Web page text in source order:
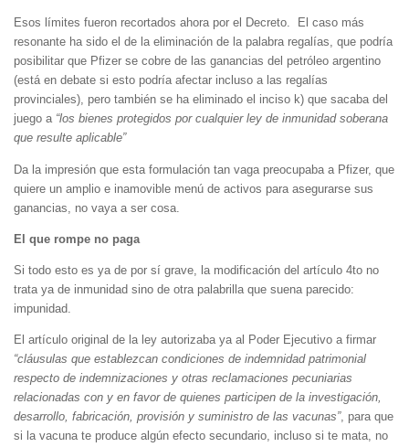
Esos límites fueron recortados ahora por el Decreto. El caso más
resonante ha sido el de la eliminación de la palabra regalías, que podría
posibilitar que Pfizer se cobre de las ganancias del petróleo argentino
(está en debate si esto podría afectar incluso a las regalías
provinciales), pero también se ha eliminado el inciso k) que sacaba del
juego a “los bienes protegidos por cualquier ley de inmunidad soberana
que resulte aplicable”
Da la impresión que esta formulación tan vaga preocupaba a Pfizer, que
quiere un amplio e inamovible menú de activos para asegurarse sus
ganancias, no vaya a ser cosa.
El que rompe no paga
Si todo esto es ya de por sí grave, la modificación del artículo 4to no
trata ya de inmunidad sino de otra palabrilla que suena parecido:
impunidad.
El artículo original de la ley autorizaba ya al Poder Ejecutivo a firmar
“cláusulas que establezcan condiciones de indemnidad patrimonial
respecto de indemnizaciones y otras reclamaciones pecuniarias
relacionadas con y en favor de quienes participen de la investigación,
desarrollo, fabricación, provisión y suministro de las vacunas”, para que
si la vacuna te produce algún efecto secundario, incluso si te mata, no